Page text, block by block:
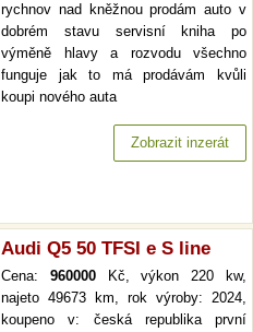
rychnov nad kněžnou prodám auto v
dobrém stavu servisní kniha po
výměně hlavy a rozvodu všechno
funguje jak to má prodávám kvůli
koupi nového auta
Zobrazit inzerát
Audi Q5 50 TFSI e S line
Cena: 960000Kč, výkon 220 kw,
najeto 49673 km, rok výroby: 2024,
koupeno v: česká republika první